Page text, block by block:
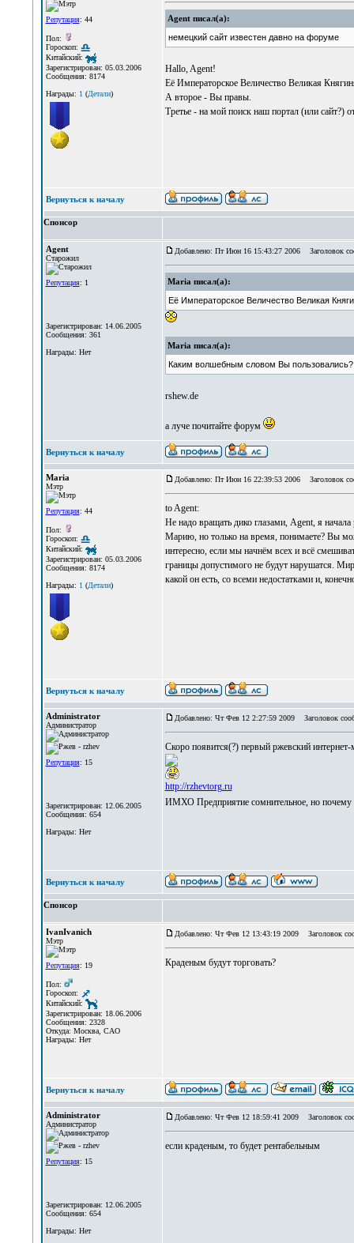
Репутация: 44
Пол:
Гороскоп:
Китайский:
Зарегистрирован: 05.03.2006
Сообщения: 8174
Награды: 1(Детали)
Agent писал(а):
немецкий сайт известен давно на форуме
Hallo, Agent!
Её Императорское Величество Великая
А второе - Вы правы.
Третье - на мой поиск наш портал (или сайт?)
Вернуться к началу
Спонсор
Agent
Старожил
Репутация: 1
Зарегистрирован: 14.06.2005
Сообщения: 361
Награды: Нет
Добавлено: Пт Июн 16 15:43:27 2006 Заголовок
Maria писал(а):
Её Императорское Величество Великая
Maria писал(а):
Каким волшебным словом Вы пользовались?
rshew.de
а луче почитайте форум
Вернуться к началу
Maria
Мэтр
Репутация: 44
Пол:
Гороскоп:
Китайский:
Зарегистрирован: 05.03.2006
Сообщения: 8174
Награды: 1(Детали)
Добавлено: Пт Июн 16 22:39:53 2006 Заголовок
to Agent:
Не надо вращать дико глазами, Agent, я
Марию, но только на время, понимаете? Вы
интересно, если мы начнём всех и всё
границы допустимого не будут нарушатся.
какой он есть, со всеми недостатками и,
Вернуться к началу
Administrator
Администратор
Репутация: 15
Зарегистрирован: 12.06.2005
Сообщения: 654
Награды: Нет
Добавлено: Чт Фев 12 2:27:59 2009 Заголовок
Скоро появится(?) первый ржевский интернет-
http://rzhevtorg.ru
ИМХО Предприятие сомнительное, но
Вернуться к началу
Спонсор
IvanIvanich
Мэтр
Репутация: 19
Пол:
Гороскоп:
Китайский:
Зарегистрирован: 18.06.2006
Сообщения: 2328
Откуда: Москва, САО
Награды: Нет
Добавлено: Чт Фев 12 13:43:19 2009 Заголовок
Краденым будут торговать?
Вернуться к началу
Administrator
Администратор
Репутация: 15
Зарегистрирован: 12.06.2005
Сообщения: 654
Награды: Нет
Добавлено: Чт Фев 12 18:59:41 2009 Заголовок
если краденым, то будет рентабельным